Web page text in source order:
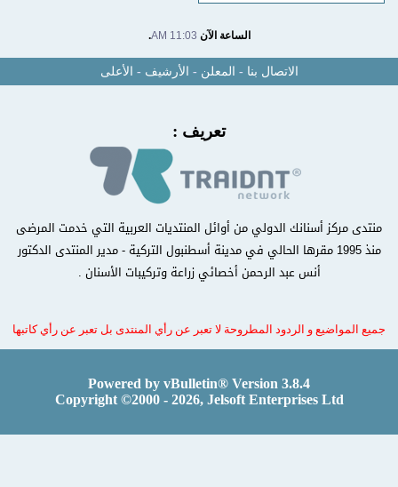
الساعة الآن11:03 AM
.
الاتصال بنا-المعلن-الأرشيف -الأعلى
تعريف :
منتدى مركز أسنانك الدولي من أوائل المنتديات العربية التي خدمت المرضى
منذ 1995 مقرها الحالي في مدينة أسطنبول التركية - مدير المنتدى الدكتور
أنس عبد الرحمن أخصائي زراعة وتركيبات الأسنان .
جميع المواضيع و الردود المطروحة لا تعبر عن رأي المنتدى بل تعبر عن رأي كاتبها
Powered by vBulletin® Version 3.8.4
Copyright ©2000 - 2026, Jelsoft Enterprises Ltd